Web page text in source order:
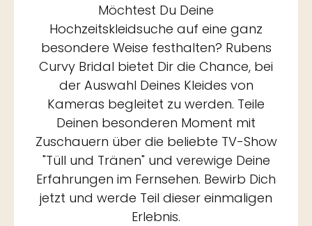
Möchtest Du Deine
Hochzeitskleidsuche auf eine ganz
besondere Weise festhalten? Rubens
Curvy Bridal bietet Dir die Chance, bei
der Auswahl Deines Kleides von
Kameras begleitet zu werden. Teile
Deinen besonderen Moment mit
Zuschauern über die beliebte TV-Show
"Tüll und Tränen" und verewige Deine
Erfahrungen im Fernsehen. Bewirb Dich
jetzt und werde Teil dieser einmaligen
Erlebnis.